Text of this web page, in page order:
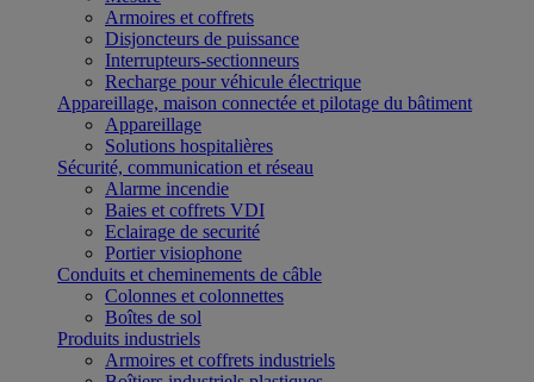
Armoires et coffrets
Disjoncteurs de puissance
Interrupteurs-sectionneurs
Recharge pour véhicule électrique
Appareillage, maison connectée et pilotage du bâtiment
Appareillage
Solutions hospitalières
Sécurité, communication et réseau
Alarme incendie
Baies et coffrets VDI
Eclairage de securité
Portier visiophone
Conduits et cheminements de câble
Colonnes et colonnettes
Boîtes de sol
Produits industriels
Armoires et coffrets industriels